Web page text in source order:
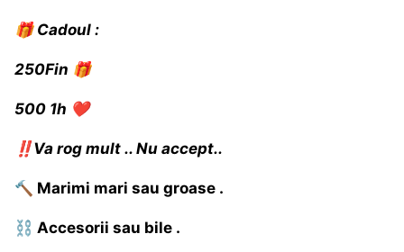
🎁 Cadoul :
250Fin 🎁
500 1h ❤️
‼️Va rog mult .. Nu accept..
🔨 Marimi mari sau groase .
⛓️ Accesorii sau bile .